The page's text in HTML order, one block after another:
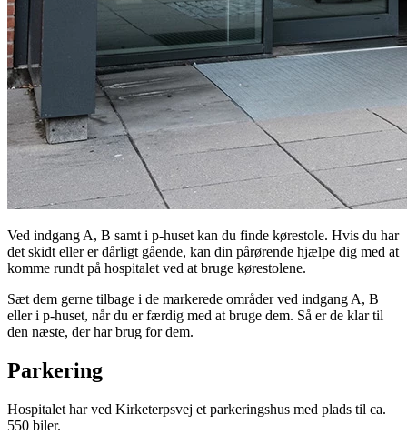
Ved indgang A, B samt i p-huset kan du finde kørestole. Hvis du har
det skidt eller er dårligt gående, kan din pårørende hjælpe dig med at
komme rundt på hospitalet ved at bruge kørestolene.
Sæt dem gerne tilbage i de markerede områder ved indgang A, B
eller i p-huset, når du er færdig med at bruge dem. Så er de klar til
den næste, der har brug for dem.
Parkering
Hospitalet har ved Kirketerpsvej et parkeringshus med plads til ca.
550 biler.